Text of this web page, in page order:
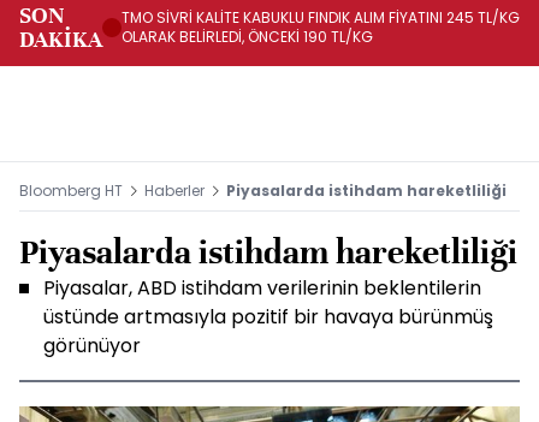
SON
DAKİKA
TMO SİVRİ KALİTE KABUKLU FINDIK ALIM FİYATINI 245 TL/KG
OLARAK BELİRLEDİ, ÖNCEKİ 190 TL/KG
Bloomberg HT Haberler Piyasalarda istihdam hareketliliği
Piyasalarda istihdam hareketliliği
Piyasalar, ABD istihdam verilerinin beklentilerin
üstünde artmasıyla pozitif bir havaya bürünmüş
görünüyor